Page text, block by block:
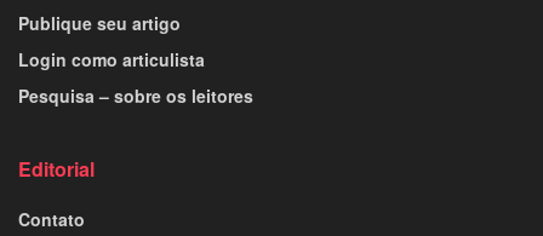
Publique seu artigo
Login como articulista
Pesquisa – sobre os leitores
Editorial
Contato